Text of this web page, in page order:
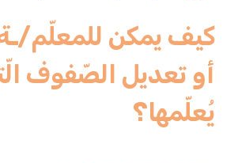
كيف يمكن للمعلّم/
أو تعديل الصّفوف
يُعلّمها؟